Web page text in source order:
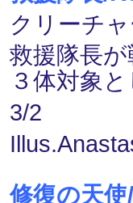
クリーチ
救援隊長
３体対象
3/2
修復の天